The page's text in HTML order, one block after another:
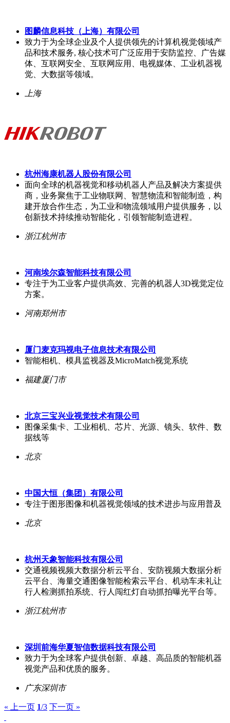
图麟信息科技（上海）有限公司
致力于为全球企业及个人提供领先的计算机视觉领域产
品和技术服务, 核心技术可广泛应用于安防监控、广告媒
体、互联网安全、互联网应用、电视媒体、工业机器视
觉、大数据等领域。
上海
杭州海康机器人股份有限公司
面向全球的机器视觉和移动机器人产品及解决方案提供
商，业务聚焦于工业物联网、智慧物流和智能制造，构
建开放合作生态，为工业和物流领域用户提供服务，以
创新技术持续推动智能化，引领智能制造进程。
浙江杭州市
河南埃尔森智能科技有限公司
专注于为工业客户提供高效、完善的机器人3D视觉定位
方案。
河南郑州市
厦门麦克玛视电子信息技术有限公司
智能相机、模具监视器及MicroMatch视觉系统
福建厦门市
北京三宝兴业视觉技术有限公司
图像采集卡、工业相机、芯片、光源、镜头、软件、数
据线等
北京
中国大恒（集团）有限公司
专注于图形图像和机器视觉领域的技术进步与应用普及
北京
杭州天象智能科技有限公司
交通视频视频大数据分析云平台、安防视频大数据分析
云平台、海量交通图像智能检索云平台、机动车未礼让
行人检测抓拍系统、行人闯红灯自动抓拍曝光平台等。
浙江杭州市
深圳前海华夏智信数据科技有限公司
致力于为全球客户提供创新、卓越、高品质的智能机器
视觉产品和优质的服务。
广东深圳市
« 上一页 1/3 下一页 »